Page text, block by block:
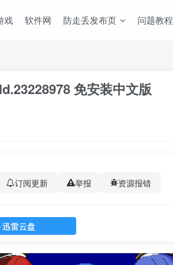
戏 软件网 防走丢发布页 问题教程
免安装中文版
订阅更新 举报 资源报错
迅雷云盘